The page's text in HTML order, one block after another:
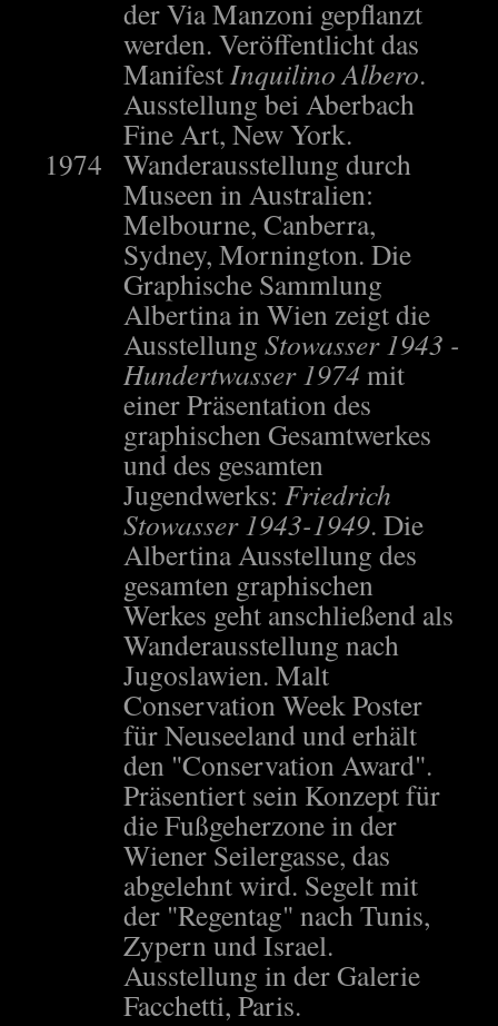
der Via Manzoni gepflanzt
werden. Veröffentlicht das
ManifestInquilino Albero.
Ausstellung bei Aberbach
Fine Art, New York.
1974 Wanderausstellung durch
Museen in Australien:
Melbourne, Canberra,
Sydney, Mornington. Die
Graphische Sammlung
Albertina in Wien zeigt die
Ausstellung Stowasser 1943 -
Hundertwasser 1974 mit
einer Präsentation des
graphischen Gesamtwerkes
und des gesamten
Jugendwerks: Friedrich
Stowasser 1943-1949. Die
Albertina Ausstellung des
gesamten graphischen
Werkes geht anschließend als
Wanderausstellung nach
Jugoslawien. Malt
Conservation Week Poster
für Neuseeland und erhält
den "Conservation Award".
Präsentiert sein Konzept für
die Fußgeherzone in der
Wiener Seilergasse, das
abgelehnt wird. Segelt mit
der "Regentag" nach Tunis,
Zypern und Israel.
Ausstellung in der Galerie
Facchetti, Paris.